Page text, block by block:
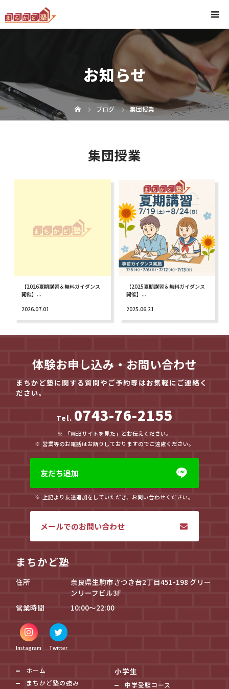
お知らせ
ブログ 集団授業
集団授業
【2026夏期講習＆無料ガイダンス
開催】...
2026.07.01
【2025夏期講習＆無料ガイダンス
開催】...
2025.06.21
体験お申し込み・お問い合わせ
まちかど塾に関する質問やご予約等はお気軽にご連絡く
ださい。
Tel. 0743-76-2155
「WEBサイトを見た」とお伝えください。
営業等のお電話はお断りしておりますのでご遠慮ください。
友だち追加
上記より友達追加をしていただき、お問い合わせください。
メールでのお問い合わせ
まちかど塾
住所
奈良県生駒市さつき台2丁目451-198 グリー
ンリーフビル3F
営業時間
10:00～22:00
Instagram Twitter
ホーム
まちかど塾の強み
小学生
中学受験コース